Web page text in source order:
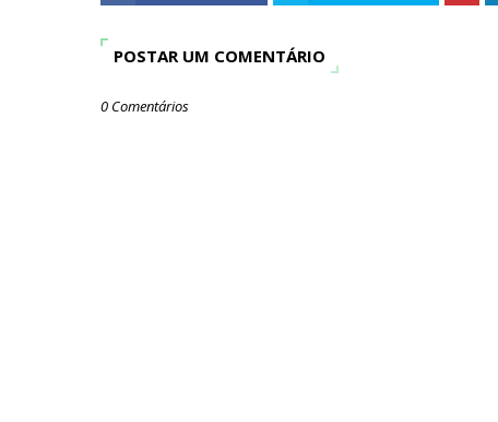
POSTAR UM COMENTÁRIO
0 Comentários